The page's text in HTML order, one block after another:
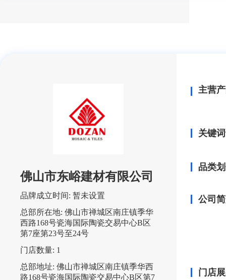
佛山市东峪建材有限公司
品牌成立时间: 暂未设置
总部所在地: 佛山市禅城区南庄镇季华
西路168号瓷海国际陶瓷交易中心B区
第7座第23号至24号
门店数量: 1
总部地址: 佛山市禅城区南庄镇季华西
路168号瓷海国际陶瓷交易中心B区第7
主营
关键
品类
公司
门店